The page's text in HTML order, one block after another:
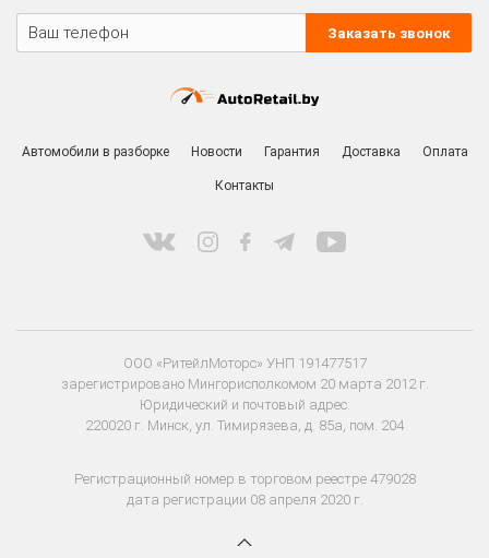
Заказать звонок
Автомобили в разборке Новости Гарантия Доставка Оплата
Контакты
ООО «РитейлМоторс» УНП 191477517
зарегистрировано Мингорисполкомом 20 марта 2012 г.
Юридический и почтовый адрес:
220020 г. Минск, ул. Тимирязева, д. 85а, пом. 204
Регистрационный номер в торговом реестре 479028
дата регистрации 08 апреля 2020 г.